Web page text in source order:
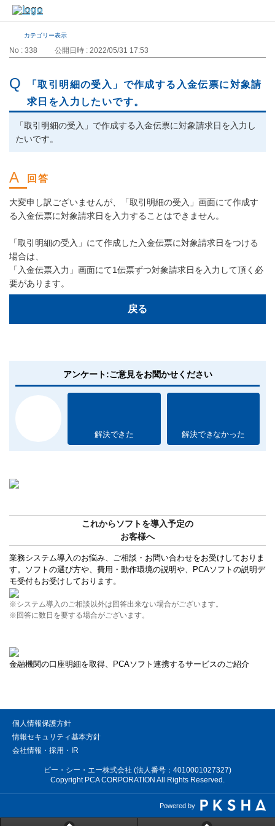
カテゴリー表示
No : 338 公開日時 : 2022/05/31 17:53
「取引明細の受入」で作成する入金伝票に対象請
求日を入力したいです。
「取引明細の受入」で作成する入金伝票に対象請求日を入力し
たいです。
大変申し訳ございませんが、「取引明細の受入」画面にて作成す
る入金伝票に対象請求日を入力することはできません。
「取引明細の受入」にて作成した入金伝票に対象請求日をつける
場合は、
「入金伝票入力」画面にて1伝票ずつ対象請求日を入力して頂く必
要があります。
戻る
アンケート:ご意見をお聞かせください
解決できた 解決できなかった
これからソフトを導入予定の
お客様へ
業務システム導入のお悩み、ご相談・お問い合わせをお受けしておりま
す。ソフトの選び方や、費用・動作環境の説明や、PCAソフトの説明デ
モ受付もお受けしております。
※システム導入のご相談以外は回答出来ない場合がございます。
※回答に数日を要する場合がございます。
金融機関の口座明細を取得、PCAソフト連携するサービスのご紹介
個人情報保護方針
情報セキュリティ基本方針
会社情報・採用・IR
ピー・シー・エー株式会社 (法人番号：4010001027327)
Copyright PCA CORPORATION All Rights Reserved.
Powered by